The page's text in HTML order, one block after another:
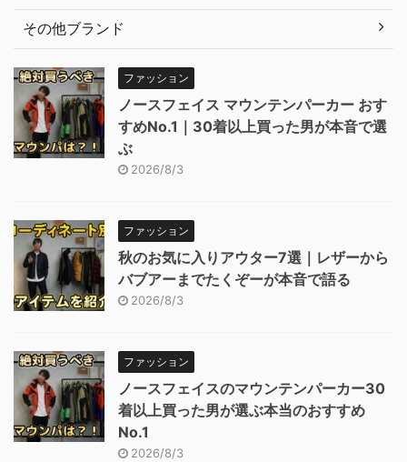
その他ブランド
ファッション
ノースフェイス マウンテンパーカー おす
すめNo.1｜30着以上買った男が本音で選
ぶ
2026/8/3
ファッション
秋のお気に入りアウター7選｜レザーから
バブアーまでたくぞーが本音で語る
2026/8/3
ファッション
ノースフェイスのマウンテンパーカー30
着以上買った男が選ぶ本当のおすすめ
No.1
2026/8/3